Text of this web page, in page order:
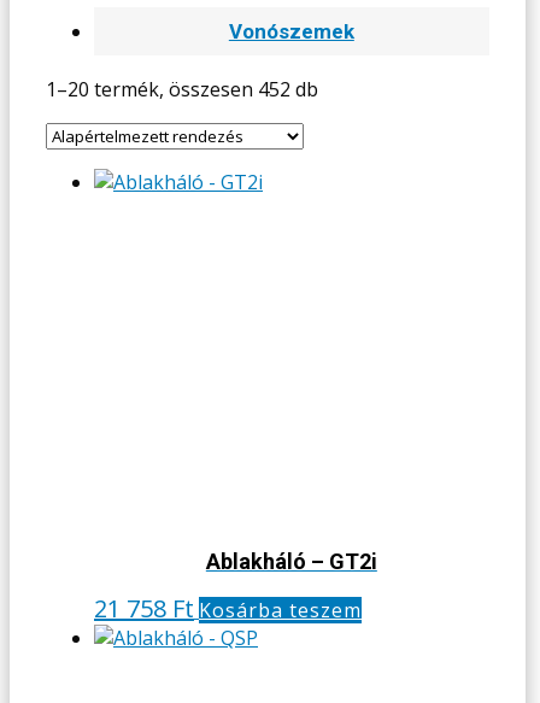
Vonószemek
1–20 termék, összesen 452 db
Ablakháló – GT2i
21 758 Ft Kosárba teszem